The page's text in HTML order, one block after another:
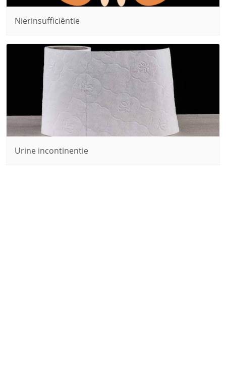
Nierinsufficiëntie
Urine incontinentie